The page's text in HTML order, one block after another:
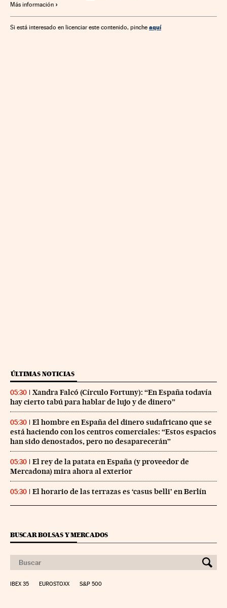
Más información
Si está interesado en licenciar este contenido, pinche aquí
ÚLTIMAS NOTICIAS
05:30
Xandra Falcó (Círculo Fortuny): “En España todavía
hay cierto tabú para hablar de lujo y de dinero”
05:30
El hombre en España del dinero sudafricano que se
está haciendo con los centros comerciales: “Estos espacios
han sido denostados, pero no desaparecerán”
05:30
El rey de la patata en España (y proveedor de
Mercadona) mira ahora al exterior
05:30 El horario de las terrazas es ‘casus belli’ en Berlín
BUSCAR BOLSAS Y MERCADOS
IBEX 35 EUROSTOXX S&P 500